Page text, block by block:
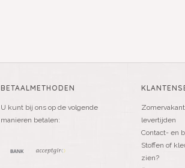
BETAALMETHODEN
U kunt bij ons op de volgende
manieren betalen:
levertijden
Contact- en
Stoffen of
zien?